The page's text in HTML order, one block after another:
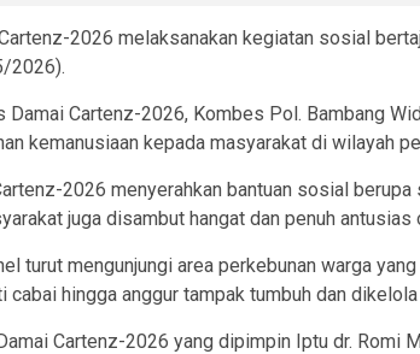
2026 melaksanakan kegiatan sosial
2026).
Cartenz-2026, Kombes Pol. Bambang
kemanusiaan kepada masyarakat di wilayah
2026 menyerahkan bantuan sosial
juga disambut hangat dan penuh
turut mengunjungi area perkebunan warga
hingga anggur tampak tumbuh dan
Cartenz-2026 yang dipimpin Iptu dr. Romi